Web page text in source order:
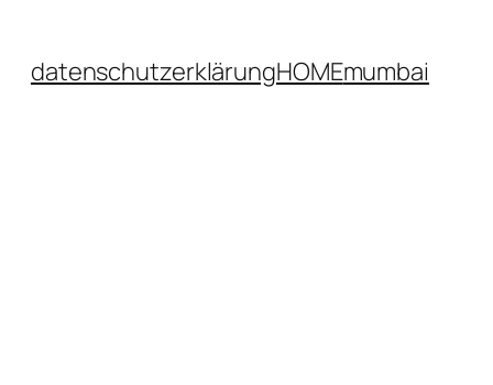
datenschutzerklärungHOMEmumbai